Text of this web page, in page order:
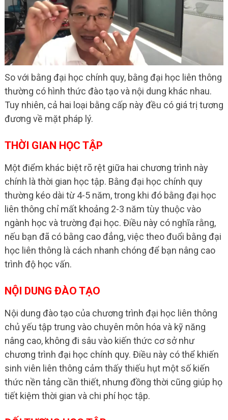
So với bằng đại học chính quy, bằng đại học liên thông
thường có hình thức đào tạo và nội dung khác nhau.
Tuy nhiên, cả hai loại bằng cấp này đều có giá trị tương
đương về mặt pháp lý.
THỜI GIAN HỌC TẬP
Một điểm khác biệt rõ rệt giữa hai chương trình này
chính là thời gian học tập. Bằng đại học chính quy
thường kéo dài từ 4-5 năm, trong khi đó bằng đại học
liên thông chỉ mất khoảng 2-3 năm tùy thuộc vào
ngành học và trường đại học. Điều này có nghĩa rằng,
nếu bạn đã có bằng cao đẳng, việc theo đuổi bằng đại
học liên thông là cách nhanh chóng để bạn nâng cao
trình độ học vấn.
NỘI DUNG ĐÀO TẠO
Nội dung đào tạo của chương trình đại học liên thông
chủ yếu tập trung vào chuyên môn hóa và kỹ năng
nâng cao, không đi sâu vào kiến thức cơ sở như
chương trình đại học chính quy. Điều này có thể khiến
sinh viên liên thông cảm thấy thiếu hụt một số kiến
thức nền tảng cần thiết, nhưng đồng thời cũng giúp họ
tiết kiệm thời gian và chi phí học tập.